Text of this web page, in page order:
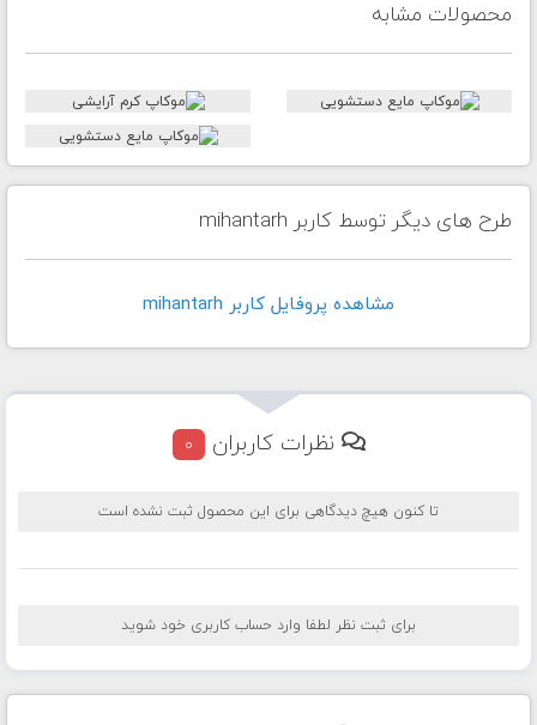
محصولات مشابه
طرح های دیگر توسط کاربر mihantarh
مشاهده پروفايل کاربر mihantarh
نظرات کاربران 0
تا کنون هیچ دیدگاهی برای این محصول ثبت نشده است
برای ثبت نظر لطفا وارد حساب کاربری خود شوید